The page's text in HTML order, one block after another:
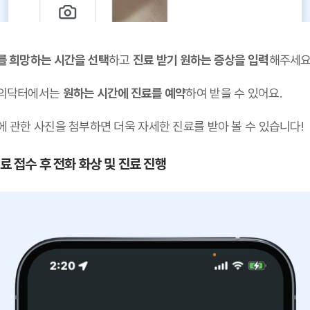
희망하는 시간을 선택하고 진료 받기 원하는 증상을 입력해주세
닥터에서는 원하는 시간에 진료를 예약하여 받을 수 있어요.
관한 사진을 첨부하면 더욱 자세한 진료를 받아 볼 수 있습니다!
접수 후 전화 화상 및 진료 진행